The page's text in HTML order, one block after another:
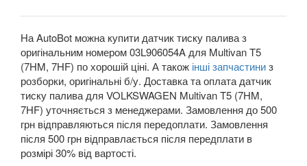
SMART
SUBARU keyboard_arrow_down
SUZUKI
TESLA keyboard_arrow_down
TOYOTA
На AutoBot можна купити датчик тиску палива з
оригінальним номером 03L906054A для Multivan T5
(7HM, 7HF) по хорошій ціні. А також інші запчастиниз
розборки, оригінальні б/у. Доставка та оплата датчик
тиску палива для VOLKSWAGEN Multivan T5 (7HM,
7HF) уточняється з менеджерами. Замовлення до 500
грн відправляються після передоплати. Замовлення
після 500 грн відправлається після передплати в
розмірі 30% від вартості.